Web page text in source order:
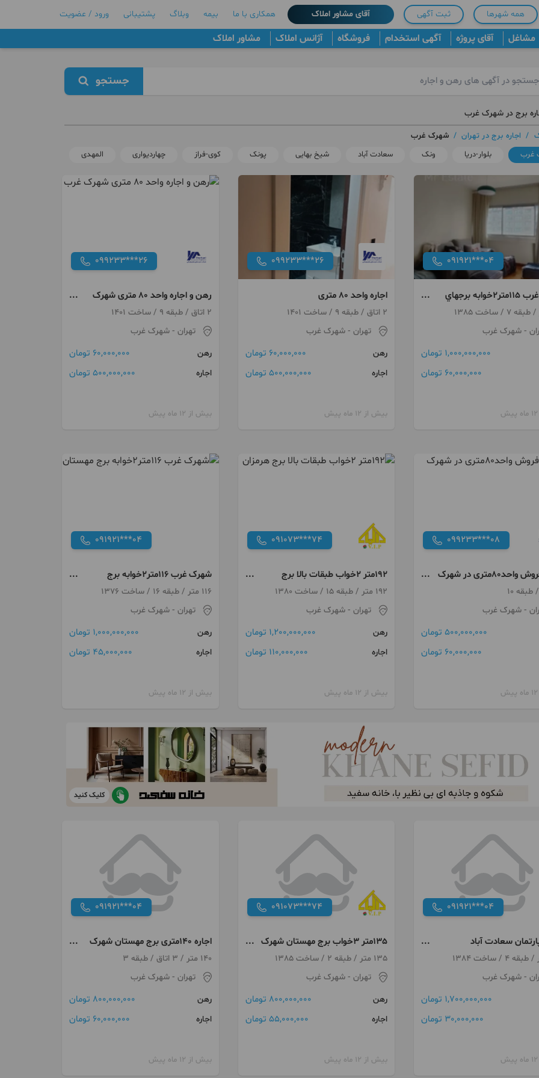
همه شهرها ثبت آگهی آقای مشاور املاک همکاری با ما بیمه وبلاگ پشتیبانی ورود / عضویت
مشاغل آقای پروژه آگهی استخدام فروشگاه آژانس املاک مشاور املاک
جستجو
برج در شهرک غرب
/ اجاره برج در تهران / شهرک غرب
غرب
بلوار-دریا ونک سعادت آباد شیخ بهایی پونک کوی-فراز چهاردیواری المهدی
091921***04
شهرك غرب ١١٥متر٢خوابه برجهاي
- شهرک غرب
1,000,000,000 تومان
60,000,000 تومان
099233***26
اجاره واحد ۸۰ متری
2 اتاق / طبقه 9 / ساخت 1401
تهران- شهرک غرب
رهن
60,000,000 تومان
اجاره 500,000,000 تومان
بیش از 12 ماه پیش
099233***26
رهن و اجاره واحد ۸۰ متری شهرک
غرب
2 اتاق / طبقه 9 / ساخت 1401
تهران - شهرک غرب
رهن
60,000,000 تومان
اجاره 500,000,000 تومان
بیش از 12 ماه پیش
099233***08
پیش فروش واحد80متری در شهرک
- شهرک غرب
500,000,000 تومان
60,000,000 تومان
091073***74
192متر 2خواب طبقات بالا برج
هرمزان
192 متر / طبقه 15 / ساخت 1380
تهران- شهرک غرب
رهن
1,200,000,000 تومان
اجاره 110,000,000 تومان
بیش از 12 ماه پیش
091921***04
شهرک غرب 116متر2خوابه برج
مهستان
116 متر / طبقه 16 / ساخت 1376
تهران - شهرک غرب
رهن
1,000,000,000 تومان
اجاره 45,000,000 تومان
بیش از 12 ماه پیش
کلیک کنید
091921***04
سعادت آباد
- شهرک غرب
1,700,000,000 تومان
30,000,000 تومان
091073***74
135متر 3خواب برج مهستان شهرک
غرب
135 متر / طبقه 2 / ساخت 1385
تهران- شهرک غرب
رهن
800,000,000 تومان
اجاره 55,000,000 تومان
بیش از 12 ماه پیش
091921***04
اجاره 140متری برج مهستان شهرک
غرب
140 متر / 3 اتاق / طبقه 3
تهران - شهرک غرب
رهن
800,000,000 تومان
اجاره 60,000,000 تومان
بیش از 12 ماه پیش